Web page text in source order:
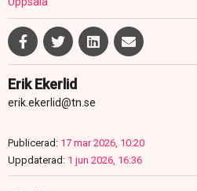
Erik Ekerlid
erik.ekerlid@tn.se
Publicerad: 17 mar 2026, 10:20
Uppdaterad: 1 jun 2026, 16:36